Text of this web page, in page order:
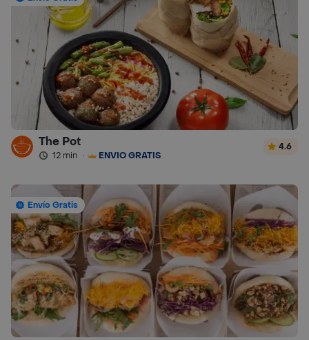
The Pot
12 min · ENVÍO GRATIS
4.6
Envío Gratis